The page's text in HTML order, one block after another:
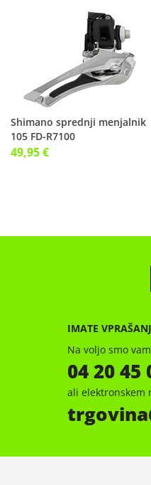
Shimano sprednji menjalnik
105 FD-R7100
49,95 €
IMATE
Na voljo smo
04 20 45
ali elektronskem
trgovina